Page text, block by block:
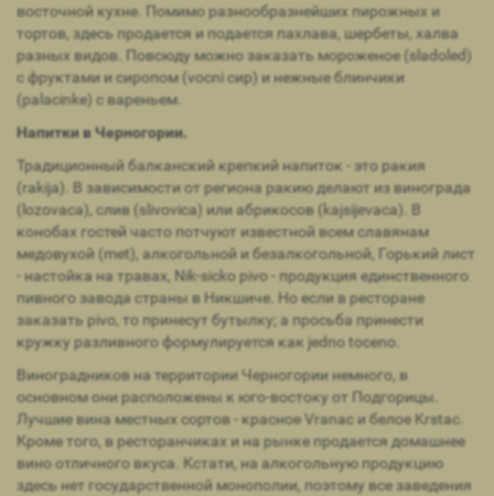
восточной кухне. Помимо разнообразнейших пирожных и
тортов, здесь продается и подается пахлава, шербеты, халва
разных видов. Повсюду можно заказать мороженое (sladoled)
с фруктами и сиропом (vocni сир) и нежные блинчики
(palacinke) с вареньем.
Напитки в Черногории.
Традиционный балканский крепкий напиток - это ракия
(rakija). В зависимости от региона ракию делают из винограда
(lozovaca), слив (slivovica) или абрикосов (kajsijevaca). В
конобах гостей часто потчуют известной всем славянам
медовухой (met), алкогольной и безалкогольной, Горький лист
- настойка на травах, Nik-sicko pivo - продукция единственного
пивного завода страны в Никшиче. Но если в ресторане
заказать pivo, то принесут бутылку; а просьба принести
кружку разливного формулируется как jedno toceno.
Виноградников на территории Черногории немного, в
основном они расположены к юго-востоку от Подгорицы.
Лучшие вина местных сортов - красное Vranac и белое Krstac.
Кроме того, в ресторанчиках и на рынке продается домашнее
вино отличного вкуса. Кстати, на алкогольную продукцию
здесь нет государственной монополии, поэтому все заведения